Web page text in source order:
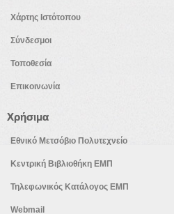
Χάρτης Ιστότοπου
Σύνδεσμοι
Τοποθεσία
Επικοινωνία
Χρήσιμα
Εθνικό Μετσόβιο Πολυτεχνείο
Κεντρική Βιβλιοθήκη ΕΜΠ
Τηλεφωνικός Κατάλογος ΕΜΠ
Webmail